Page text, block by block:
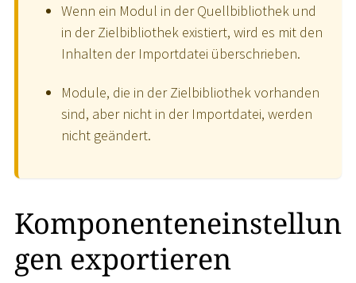
Wenn ein Modul in der Quellbibliothek und
in der Zielbibliothek existiert, wird es mit den
Inhalten der Importdatei überschrieben.
Module, die in der Zielbibliothek vorhanden
sind, aber nicht in der Importdatei, werden
nicht geändert.
Komponenteneinstellun
gen exportieren